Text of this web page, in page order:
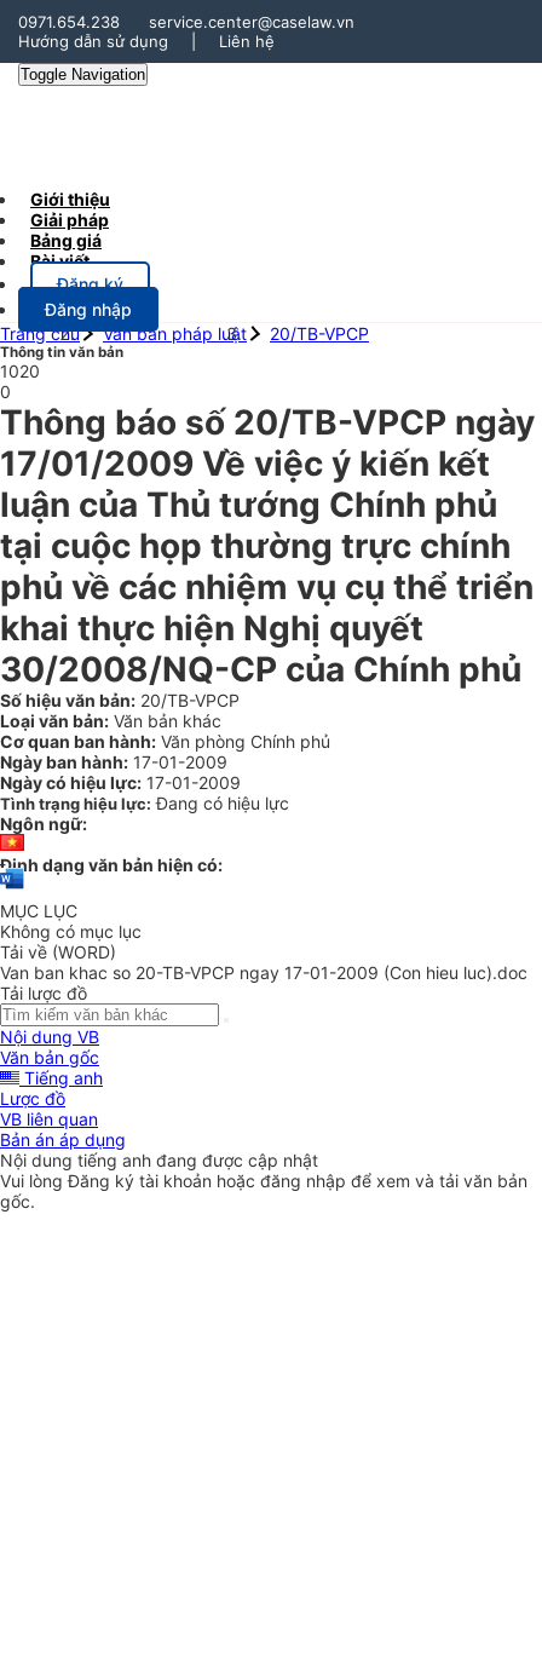
0971.654.238
service.center@caselaw.vn
Hướng dẫn sử dụng
Liên hệ
Toggle Navigation
Giới thiệu
Giải pháp
Bảng giá
Bài viết
Đăng ký
Đăng nhập
Trang chủ
Văn bản pháp luật 20/TB-VPCP
Thông tin văn bản
1020
0
Thông báo số 20/TB-VPCP ngày
17/01/2009 Về việc ý kiến kết
luận của Thủ tướng Chính phủ
tại cuộc họp thường trực chính
phủ về các nhiệm vụ cụ thể triển
khai thực hiện Nghị quyết
30/2008/NQ-CP của Chính phủ
Số hiệu văn bản: 20/TB-VPCP
Loại văn bản: Văn bản khác
Cơ quan ban hành: Văn phòng Chính phủ
Ngày ban hành: 17-01-2009
Ngày có hiệu lực: 17-01-2009
Tình trạng hiệu lực: Đang có hiệu lực
Ngôn ngữ:
Định dạng văn bản hiện có:
MỤC LỤC
Không có mục lục
Tải về (WORD)
Van ban khac so 20-TB-VPCP ngay 17-01-2009 (Con hieu luc).doc
Tải lược đồ
Nội dung VB
Văn bản gốc
Tiếng anh
Lược đồ
VB liên quan
Bản án áp dụng
Nội dung tiếng anh đang được cập nhật
Vui lòngĐăng ký tài khoản hoặc đăng nhập để xem và tải văn bản
gốc.